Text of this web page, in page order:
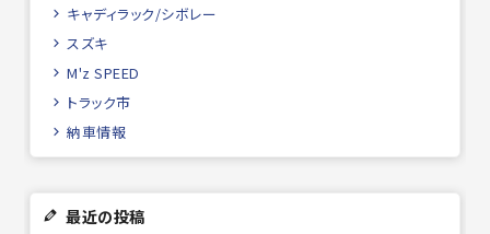
キャディラック/シボレー
スズキ
M'z SPEED
トラック市
納車情報
最近の投稿